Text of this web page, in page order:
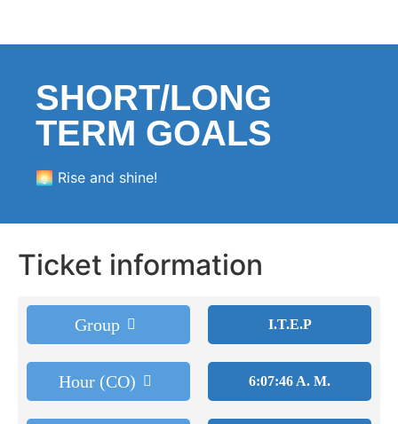
SHORT/LONG
TERM GOALS
🌅 Rise and shine!
Ticket information
Group
Hour (CO)
I.T.E.P
6:07:46 A. M.